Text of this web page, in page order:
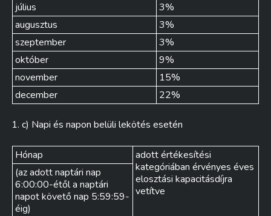
július
3%
augusztus
3%
szeptember
3%
október
9%
november
15%
december
22%
c) Napi és napon belüli lekötés esetén
Hónap
adott értékesítési
kategóriában érvényes éves
elosztási kapacitásdíjra
vetítve
(az adott naptári nap
6:00:00-étől a naptári
napot követő nap 5:59:59-
éig)